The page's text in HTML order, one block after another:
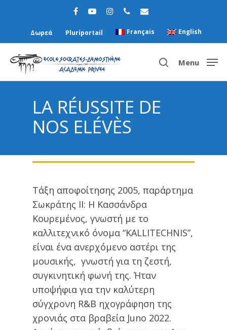
Δωρεά Pluriportail Français English
Hit enter to search or ESC to close
Menu
LA RÉUSSITE DE
NOS ELÉVÈS
Τάξη αποφοίτησης 2005, παράρτημα
Σωκράτης ΙΙ: Η Κασσάνδρα
Κουρεμένος, γνωστή με το
καλλιτεχνικό όνομα “KALLITECHNIS”,
είναι ένα ανερχόμενο αστέρι της
μουσικής, γνωστή για τη ζεστή,
συγκινητική φωνή της. Ήταν
υποψήφια για την καλύτερη
σύγχρονη R&B ηχογράφηση της
χρονιάς στα βραβεία Juno 2022.